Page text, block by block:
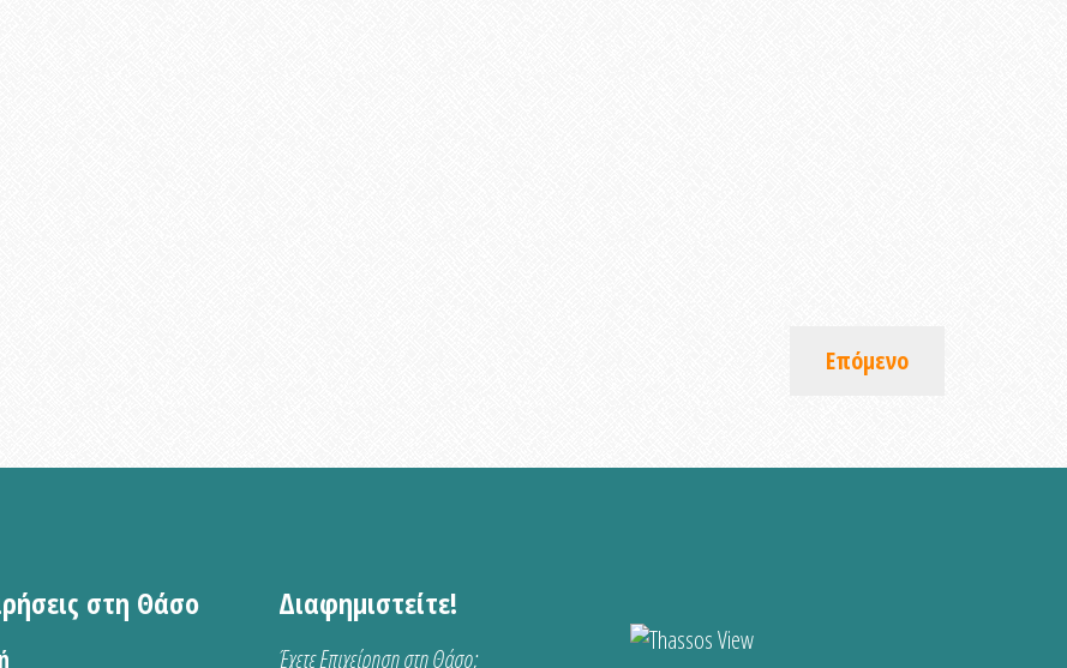
Επόμενο
στη Θάσο Διαφημιστείτε!
Έχετε Επιχείρηση στη Θάσο;